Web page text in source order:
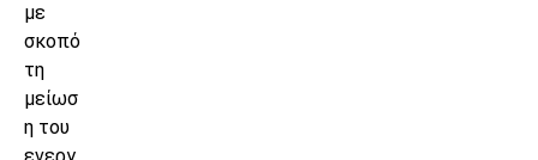
με
σκοπό
τη
μείωσ
η του